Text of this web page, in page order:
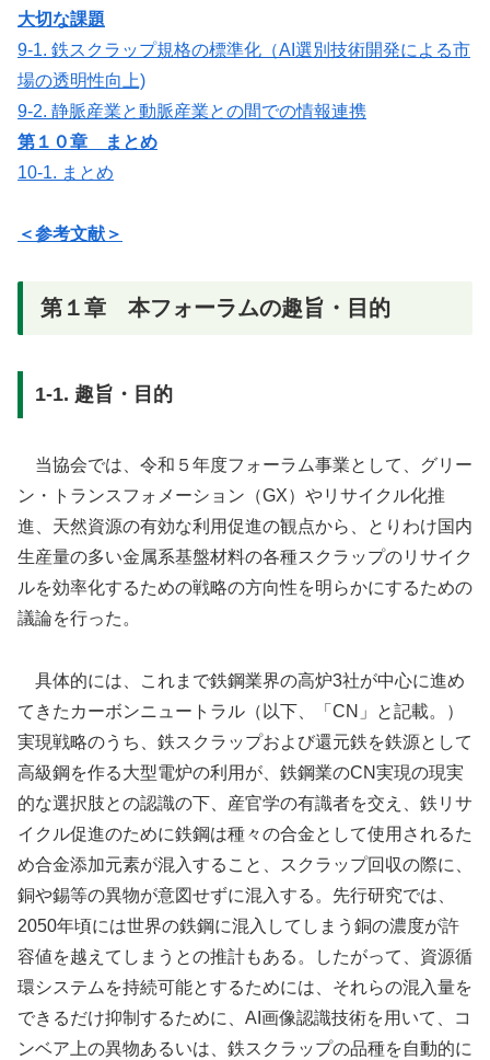
大切な課題
9-1. 鉄スクラップ規格の標準化（AI選別技術開発による市
場の透明性向上)
9-2. 静脈産業と動脈産業との間での情報連携
第１０章 まとめ
10-1. まとめ
＜参考文献＞
第１章 本フォーラムの趣旨・目的
1-1. 趣旨・目的
当協会では、令和５年度フォーラム事業として、グリー
ン・トランスフォメーション（GX）やリサイクル化推
進、天然資源の有効な利用促進の観点から、とりわけ国内
生産量の多い金属系基盤材料の各種スクラップのリサイク
ルを効率化するための戦略の方向性を明らかにするための
議論を行った。
具体的には、これまで鉄鋼業界の高炉3社が中心に進め
てきたカーボンニュートラル（以下、「CN」と記載。）
実現戦略のうち、鉄スクラップおよび還元鉄を鉄源として
高級鋼を作る大型電炉の利用が、鉄鋼業のCN実現の現実
的な選択肢との認識の下、産官学の有識者を交え、鉄リサ
イクル促進のために鉄鋼は種々の合金として使用されるた
め合金添加元素が混入すること、スクラップ回収の際に、
銅や錫等の異物が意図せずに混入する。先行研究では、
2050年頃には世界の鉄鋼に混入してしまう銅の濃度が許
容値を越えてしまうとの推計もある。したがって、資源循
環システムを持続可能とするためには、それらの混入量を
できるだけ抑制するために、AI画像認識技術を用いて、コ
ンベア上の異物あるいは、鉄スクラップの品種を自動的に